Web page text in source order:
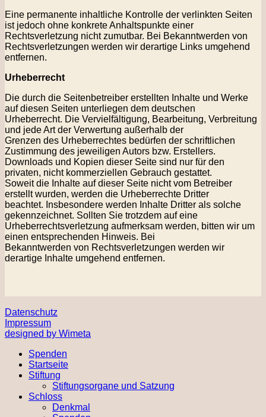
Eine permanente inhaltliche Kontrolle der verlinkten Seiten
ist jedoch ohne konkrete Anhaltspunkte einer
Rechtsverletzung nicht zumutbar. Bei Bekanntwerden von
Rechtsverletzungen werden wir derartige Links umgehend
entfernen.
Urheberrecht
Die durch die Seitenbetreiber erstellten Inhalte und Werke
auf diesen Seiten unterliegen dem deutschen
Urheberrecht. Die Vervielfältigung, Bearbeitung, Verbreitung
und jede Art der Verwertung außerhalb der
Grenzen des Urheberrechtes bedürfen der schriftlichen
Zustimmung des jeweiligen Autors bzw. Erstellers.
Downloads und Kopien dieser Seite sind nur für den
privaten, nicht kommerziellen Gebrauch gestattet.
Soweit die Inhalte auf dieser Seite nicht vom Betreiber
erstellt wurden, werden die Urheberrechte Dritter
beachtet. Insbesondere werden Inhalte Dritter als solche
gekennzeichnet. Sollten Sie trotzdem auf eine
Urheberrechtsverletzung aufmerksam werden, bitten wir um
einen entsprechenden Hinweis. Bei
Bekanntwerden von Rechtsverletzungen werden wir
derartige Inhalte umgehend entfernen.
Datenschutz
Impressum
designed by Wimeta
Spenden
Startseite
Stiftung
Stiftungsorgane und Satzung
Schloss
Denkmal